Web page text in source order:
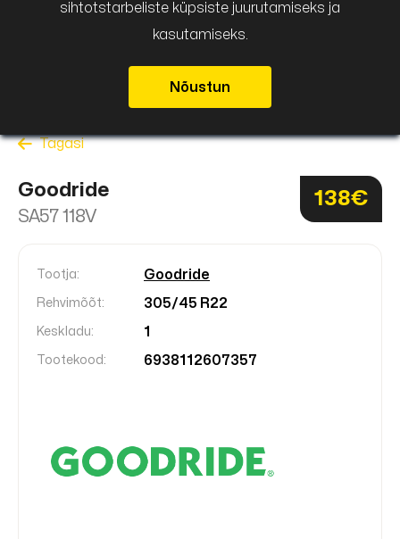
Tagasi
Goodride
SA57 118V
138€
Tootja: Goodride
Rehvimõõt: 305/45 R22
Keskladu: 1
Tootekood: 6938112607357
sihtotstarbeliste küpsiste juurutamiseks ja
kasutamiseks.
Nõustun